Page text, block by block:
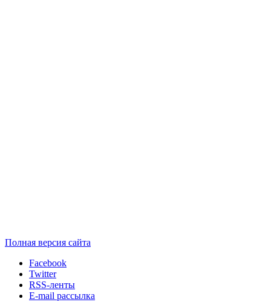
Полная версия сайта
Facebook
Twitter
RSS-ленты
E-mail рассылка